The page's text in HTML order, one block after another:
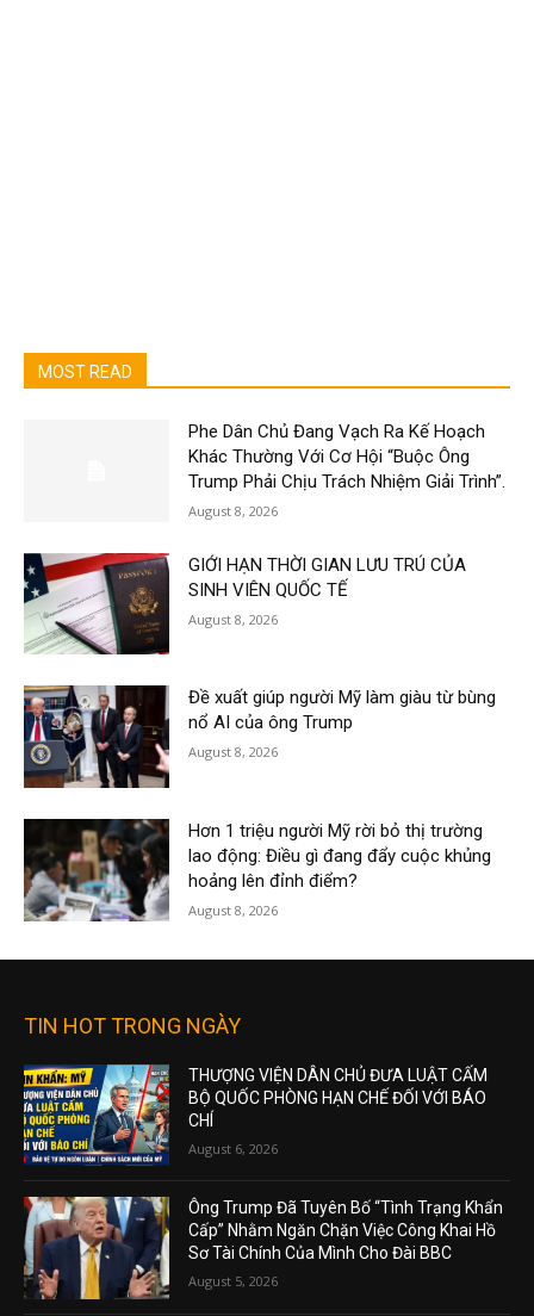
MOST READ
Phe Dân Chủ Đang Vạch Ra Kế Hoạch
Khác Thường Với Cơ Hội “Buộc Ông
Trump Phải Chịu Trách Nhiệm Giải Trình”.
August 8, 2026
GIỚI HẠN THỜI GIAN LƯU TRÚ CỦA
SINH VIÊN QUỐC TẾ
August 8, 2026
Đề xuất giúp người Mỹ làm giàu từ bùng
nổ AI của ông Trump
August 8, 2026
Hơn 1 triệu người Mỹ rời bỏ thị trường
lao động: Điều gì đang đẩy cuộc khủng
hoảng lên đỉnh điểm?
August 8, 2026
TIN HOT TRONG NGÀY
THƯỢNG VIỆN DÂN CHỦ ĐƯA LUẬT CẤM
BỘ QUỐC PHÒNG HẠN CHẾ ĐỐI VỚI BÁO
CHÍ
August 6, 2026
Ông Trump Đã Tuyên Bố “Tình Trạng Khẩn
Cấp” Nhằm Ngăn Chặn Việc Công Khai Hồ
Sơ Tài Chính Của Mình Cho Đài BBC
August 5, 2026